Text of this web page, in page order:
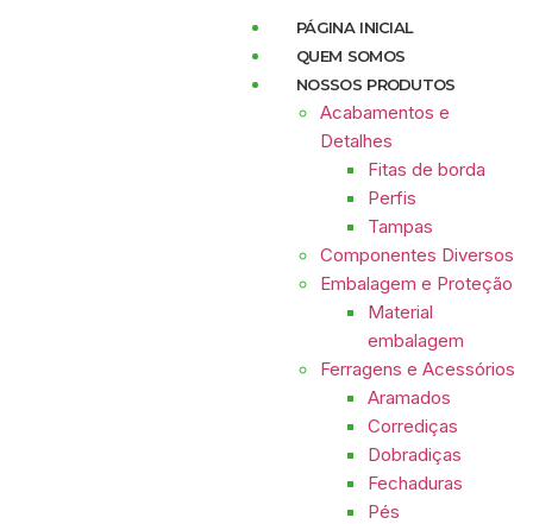
PÁGINA INICIAL
QUEM SOMOS
NOSSOS PRODUTOS
Acabamentos e
Detalhes
Fitas de borda
Perfis
Tampas
Componentes Diversos
Embalagem e Proteção
Material
embalagem
Ferragens e Acessórios
Aramados
Corrediças
Dobradiças
Fechaduras
Pés